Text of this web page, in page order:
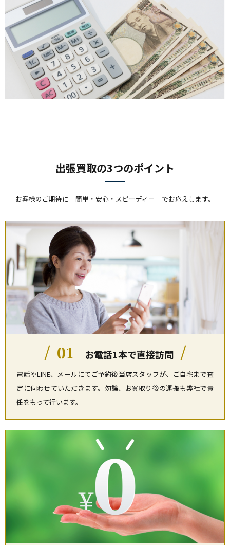
出張買取の3つのポイント
お客様のご期待に「簡単・安心・スピーディー」でお応えします。
01 お電話1本で直接訪問
電話やLINE、メールにてご予約後当店スタッフが、ご自宅まで査
定に伺わせていただきます。勿論、お買取り後の運搬も弊社で責
任をもって行います。